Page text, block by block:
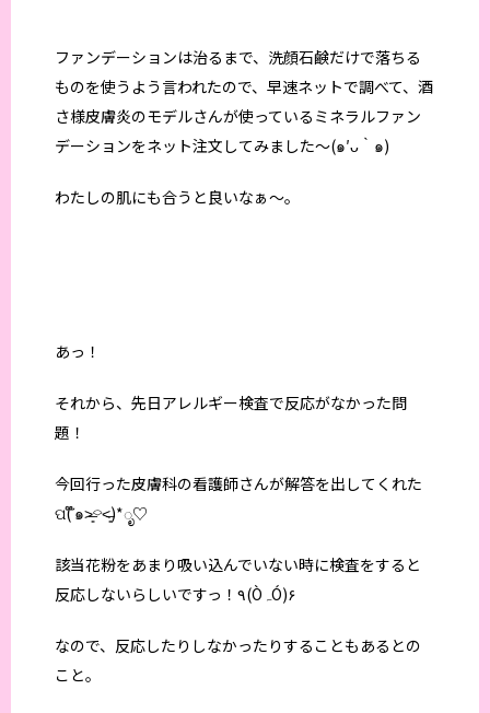
ファンデーションは治るまで、洗顔石鹸だけで落ちる
ものを使うよう言われたので、早速ネットで調べて、酒
さ様皮膚炎のモデルさんが使っているミネラルファン
デーションをネット注文してみました〜(๑′ᴗ‵๑)
わたしの肌にも合うと良いなぁ〜。
あっ！
それから、先日アレルギー検査で反応がなかった問
題！
今回行った皮膚科の看護師さんが解答を出してくれた
ପ( ໊๑˃̶͈⌔˂̶͈)*ೃ♡
該当花粉をあまり吸い込んでいない時に検査をすると
反応しないらしいですっ！۹(ÒہÓ)۶
なので、反応したりしなかったりすることもあるとの
こと。